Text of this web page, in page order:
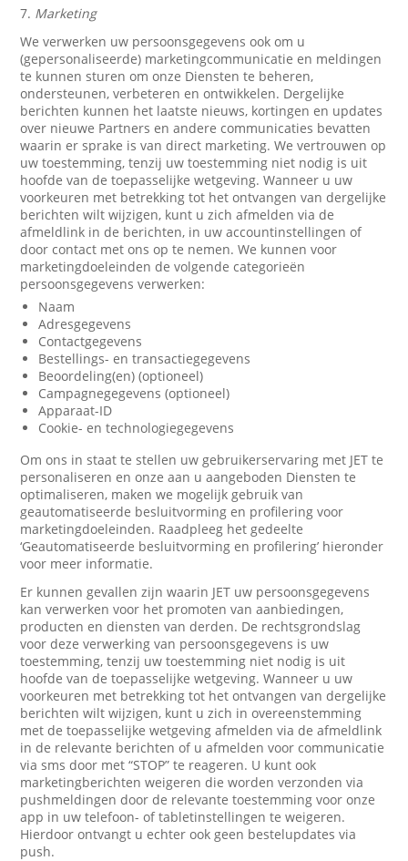
7. Marketing
We verwerken uw persoonsgegevens ook om u
(gepersonaliseerde) marketingcommunicatie en meldingen
te kunnen sturen om onze Diensten te beheren,
ondersteunen, verbeteren en ontwikkelen. Dergelijke
berichten kunnen het laatste nieuws, kortingen en updates
over nieuwe Partners en andere communicaties bevatten
waarin er sprake is van direct marketing. We vertrouwen op
uw toestemming, tenzij uw toestemming niet nodig is uit
hoofde van de toepasselijke wetgeving. Wanneer u uw
voorkeuren met betrekking tot het ontvangen van dergelijke
berichten wilt wijzigen, kunt u zich afmelden via de
afmeldlink in de berichten, in uw accountinstellingen of
door contact met ons op te nemen. We kunnen voor
marketingdoeleinden de volgende categorieën
persoonsgegevens verwerken:
Naam
Adresgegevens
Contactgegevens
Bestellings- en transactiegegevens
Beoordeling(en) (optioneel)
Campagnegegevens (optioneel)
Apparaat-ID
Cookie- en technologiegegevens
Om ons in staat te stellen uw gebruikerservaring met JET te
personaliseren en onze aan u aangeboden Diensten te
optimaliseren, maken we mogelijk gebruik van
geautomatiseerde besluitvorming en profilering voor
marketingdoeleinden. Raadpleeg het gedeelte
‘Geautomatiseerde besluitvorming en profilering’ hieronder
voor meer informatie.
Er kunnen gevallen zijn waarin JET uw persoonsgegevens
kan verwerken voor het promoten van aanbiedingen,
producten en diensten van derden. De rechtsgrondslag
voor deze verwerking van persoonsgegevens is uw
toestemming, tenzij uw toestemming niet nodig is uit
hoofde van de toepasselijke wetgeving. Wanneer u uw
voorkeuren met betrekking tot het ontvangen van dergelijke
berichten wilt wijzigen, kunt u zich in overeenstemming
met de toepasselijke wetgeving afmelden via de afmeldlink
in de relevante berichten of u afmelden voor communicatie
via sms door met “STOP” te reageren. U kunt ook
marketingberichten weigeren die worden verzonden via
pushmeldingen door de relevante toestemming voor onze
app in uw telefoon- of tabletinstellingen te weigeren.
Hierdoor ontvangt u echter ook geen bestelupdates via
push.